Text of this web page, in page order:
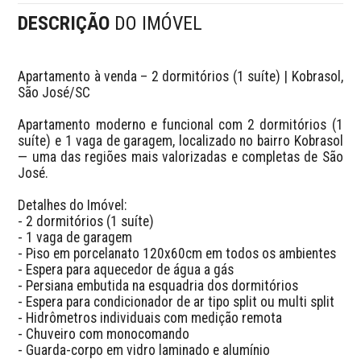
DESCRIÇÃO DO IMÓVEL
Apartamento à venda – 2 dormitórios (1 suíte) | Kobrasol,
São José/SC
Apartamento moderno e funcional com 2 dormitórios (1
suíte) e 1 vaga de garagem, localizado no bairro Kobrasol
— uma das regiões mais valorizadas e completas de São
José.
Detalhes do Imóvel:
- 2 dormitórios (1 suíte)
- 1 vaga de garagem
- Piso em porcelanato 120x60cm em todos os ambientes
- Espera para aquecedor de água a gás
- Persiana embutida na esquadria dos dormitórios
- Espera para condicionador de ar tipo split ou multi split
- Hidrômetros individuais com medição remota
- Chuveiro com monocomando
- Guarda-corpo em vidro laminado e alumínio